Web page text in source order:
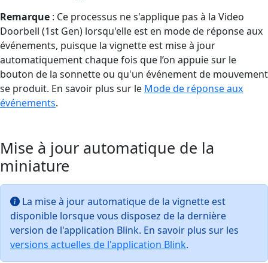
Remarque : Ce processus ne s'applique pas à la Video
Doorbell (1st Gen) lorsqu'elle est en mode de réponse aux
événements, puisque la vignette est mise à jour
automatiquement chaque fois que l’on appuie sur le
bouton de la sonnette ou qu'un événement de mouvement
se produit. En savoir plus sur le Mode de réponse aux
événements.
Mise à jour automatique de la
miniature
La mise à jour automatique de la vignette est
disponible lorsque vous disposez de la dernière
version de l'application Blink. En savoir plus sur les
versions actuelles de l'application Blink.